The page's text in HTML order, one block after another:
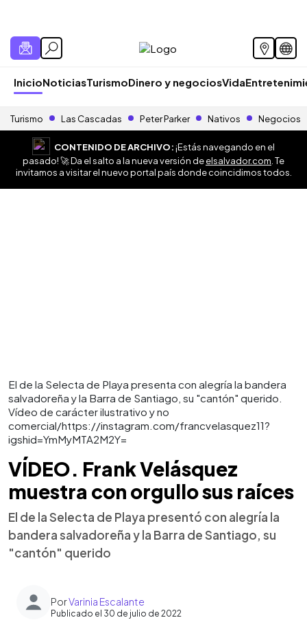
InicioNoticiasTurismoDinero y negociosVida
Turismo Las Cascadas Peter Parker Nativos Negocios
CONTENIDO DE ARCHIVO:¡Estás navegando en el
pasado! 🚀 Da el salto a la nueva versión deelsalvador.com . Te
invitamos a visitar el nuevo portal país donde coincidimos todos.
El de la Selecta de Playa presenta con alegría la bandera
salvadoreña y la Barra de Santiago, su "cantón" querido.
Vídeo de carácter ilustrativo y no
comercial/https://instagram.com/francvelasquez11?
igshid=YmMyMTA2M2Y=
VÍDEO. Frank Velásquez
muestra con orgullo sus raíces
El de la Selecta de Playa presentó con alegría la
bandera salvadoreña y la Barra de Santiago, su
"cantón" querido
PorVarinia Escalante
Publicado el 30 de julio de 2022